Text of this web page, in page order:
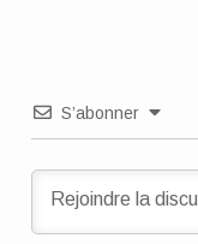
S’abonner